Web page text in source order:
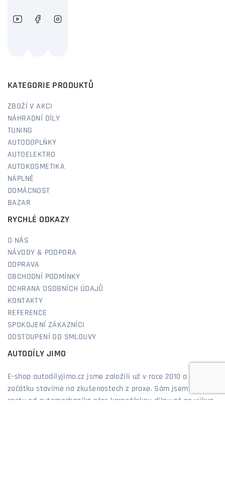
KATEGORIE PRODUKTŮ
ZBOŽÍ V AKCI
NÁHRADNÍ DÍLY
TUNING
AUTODOPLŇKY
AUTOELEKTRO
AUTOKOSMETIKA
NÁPLNĚ
DOMÁCNOST
BAZAR
RYCHLÉ ODKAZY
O NÁS
NÁVODY & PODPORA
DOPRAVA
OBCHODNÍ PODMÍNKY
OCHRANA OSOBNÍCH ÚDAJŮ
KONTAKTY
REFERENCE
SPOKOJENÍ ZÁKAZNÍCI
ODSTOUPENÍ OD SMLOUVY
AUTODÍLY JIMO
E-shop autodílyjimo.cz jsme založili už v roce 2010 a od
začátku stavíme na zkušenostech z praxe. Sám jsem prošel
cestu od automechanika přes karosářskou dílnu až po výkup